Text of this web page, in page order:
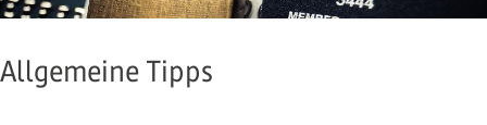
Allgemeine Tipps